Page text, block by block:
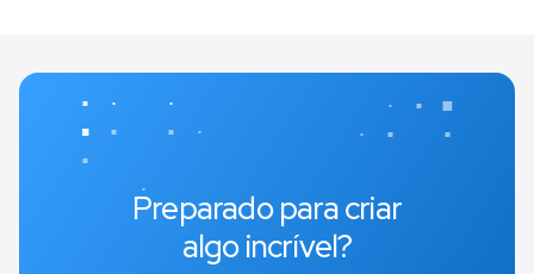
Preparado para criar
algo incrível?